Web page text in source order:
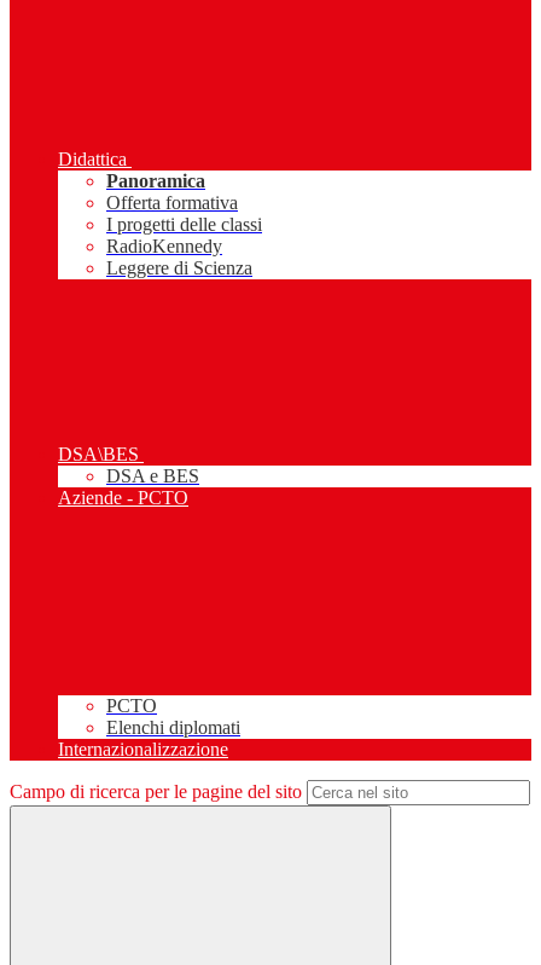
Didattica
Panoramica
Offerta formativa
I progetti delle classi
RadioKennedy
Leggere di Scienza
DSA\BES
DSA e BES
Aziende - PCTO
PCTO
Elenchi diplomati
Internazionalizzazione
Campo di ricerca per le pagine del sito